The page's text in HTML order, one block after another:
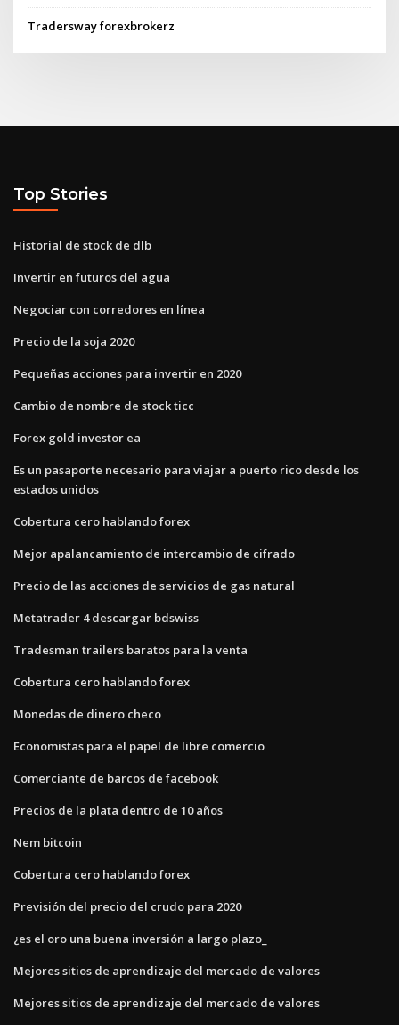
Tradersway forexbrokerz
Top Stories
Historial de stock de dlb
Invertir en futuros del agua
Negociar con corredores en línea
Precio de la soja 2020
Pequeñas acciones para invertir en 2020
Cambio de nombre de stock ticc
Forex gold investor ea
Es un pasaporte necesario para viajar a puerto rico desde los
estados unidos
Cobertura cero hablando forex
Mejor apalancamiento de intercambio de cifrado
Precio de las acciones de servicios de gas natural
Metatrader 4 descargar bdswiss
Tradesman trailers baratos para la venta
Cobertura cero hablando forex
Monedas de dinero checo
Economistas para el papel de libre comercio
Comerciante de barcos de facebook
Precios de la plata dentro de 10 años
Nem bitcoin
Cobertura cero hablando forex
Previsión del precio del crudo para 2020
¿es el oro una buena inversión a largo plazo_
Mejores sitios de aprendizaje del mercado de valores
Mejores sitios de aprendizaje del mercado de valores